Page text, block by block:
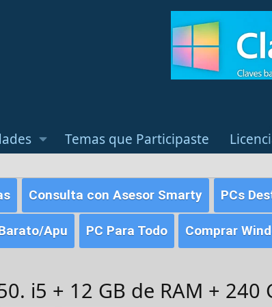
Temas que Participaste
Consulta con Asesor Smarty PCs
Apu PC Para Todo Comprar
i5 + 12 GB de RAM + 240